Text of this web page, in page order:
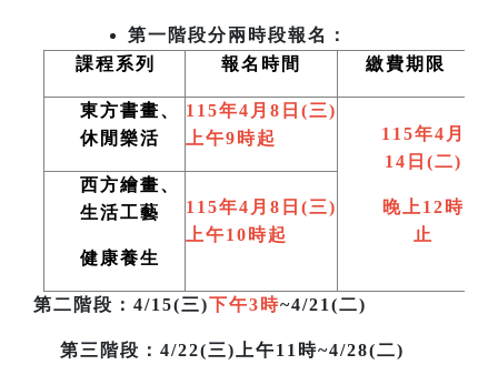
第一階段分兩時段報名：
課程系列
報名時間 繳費期限
東方書畫、
休閒樂活
115年4月8日(三)
上午9時起
115年4月
14日(二)
晚上12時
止
西方繪畫、
生活工藝
健康養生
115年4月8日(三)
上午10時起
第二階段 ：4/15(三) 下午3時~4/21(二)
第三階段 ：4/22(三)上午11時~4/28(二)